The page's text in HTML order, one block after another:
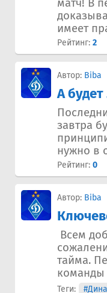
матч! В
имеет
Рейтинг: 2
Автор: Biba
А
завтра
нужно в
Рейтинг: 0
Автор: Biba
Всем
тайма.
команды
Теги: